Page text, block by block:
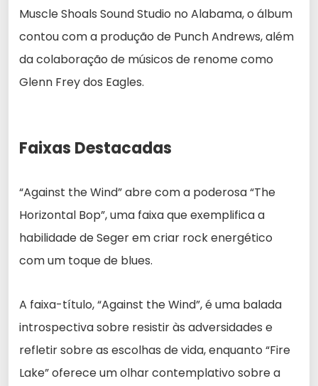
Muscle Shoals Sound Studio no Alabama, o álbum
contou com a produção de Punch Andrews, além
da colaboração de músicos de renome como
Glenn Frey dos Eagles.
Faixas Destacadas
“Against the Wind” abre com a poderosa “The
Horizontal Bop”, uma faixa que exemplifica a
habilidade de Seger em criar rock energético
com um toque de blues.
A faixa-título, “Against the Wind”, é uma balada
introspectiva sobre resistir às adversidades e
refletir sobre as escolhas de vida, enquanto “Fire
Lake” oferece um olhar contemplativo sobre a